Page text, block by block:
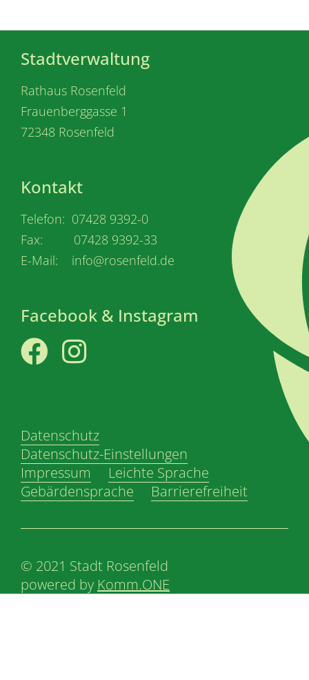
Stadtverwaltung
Rathaus Rosenfeld
Frauenberggasse 1
72348 Rosenfeld
Kontakt
Telefon: 07428 9392-0
Fax: 07428 9392-33
E-Mail: info@rosenfeld.de
Facebook & Instagram
Datenschutz
Datenschutz-Einstellungen
Impressum
Leichte Sprache
Gebärdensprache
Barrierefreiheit
© 2021 Stadt Rosenfeld
powered by Komm.ONE